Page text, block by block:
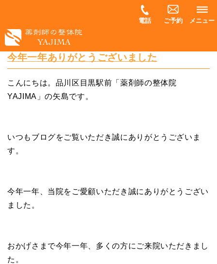
電話 ご予約 メニュー
今年一年ありがとうございました
こんにちは。品川区目黒駅前「薬剤師の整体院
YAJIMA」の矢島です。
いつもブログをご覧いただき誠にありがとうございま
す。
今年一年、当院をご愛顧いただき誠にありがとうござい
ました。
おかげさまで今年一年、多くの方にご来院いただきまし
た。